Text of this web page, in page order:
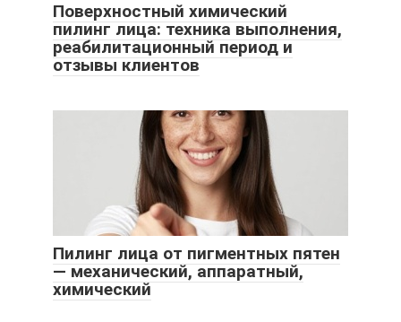
Поверхностный химический
пилинг лица: техника выполнения,
реабилитационный период и
отзывы клиентов
Пилинг лица от пигментных пятен
— механический, аппаратный,
химический